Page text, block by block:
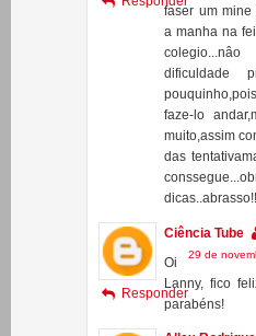
28 de
ol
a marcus
faser um
a manha na
dificuldade
faze-lo
muito,assim
das
dicas..abrasso!!
Responder
Ciência Tube
29 de
Oi